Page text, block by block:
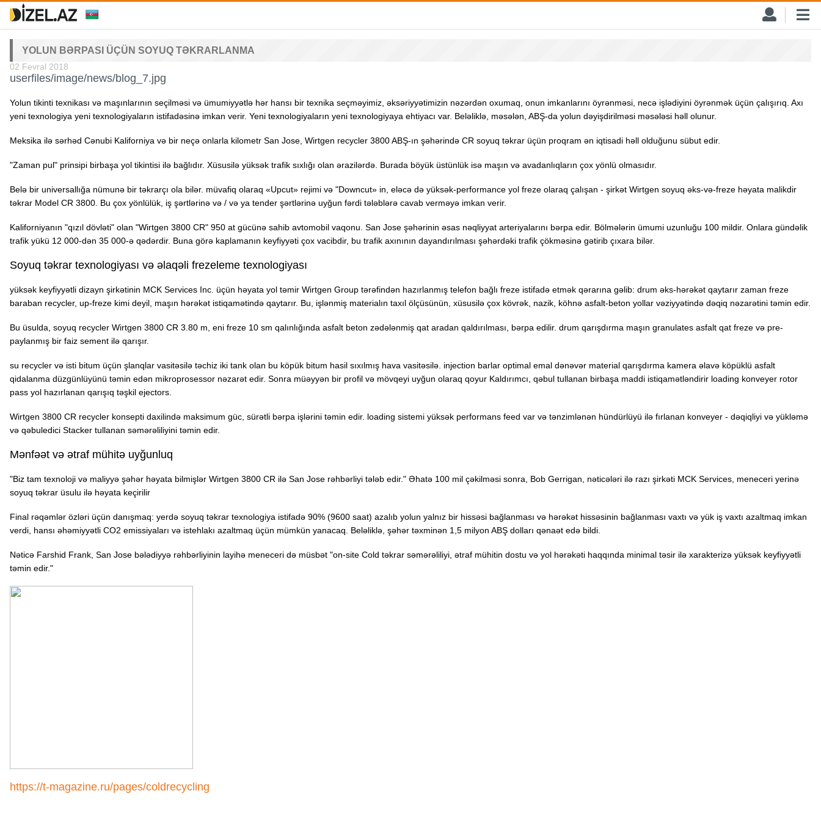
YOLUN BƏRPASI ÜÇÜN SOYUQ TƏKRARLANMA
02 Fevral 2018
userfiles/image/news/blog_7.jpg
Yolun tikinti texnikası və maşınlarının seçilməsi və ümumiyyətlə hər hansı bir texnika seçməyimiz, əksəriyyətimizin nəzərdən oxumaq, onun imkanlarını öyrənməsi, necə işlədiyini öyrənmək üçün çalışırıq. Axı
yeni texnologiya yeni texnologiyaların istifadəsinə imkan verir. Yeni texnologiyaların yeni texnologiyaya ehtiyacı var. Beləliklə, məsələn, ABŞ-da yolun dəyişdirilməsi məsələsi həll olunur.
Meksika ilə sərhəd Cənubi Kaliforniya və bir neçə onlarla kilometr San Jose, Wirtgen recycler 3800 ABŞ-ın şəhərində CR soyuq təkrar üçün proqram ən iqtisadi həll olduğunu sübut edir.
"Zaman pul" prinsipi birbaşa yol tikintisi ilə bağlıdır. Xüsusilə yüksək trafik sıxlığı olan ərazilərdə. Burada böyük üstünlük isə maşın və avadanlıqların çox yönlü olmasıdır.
Belə bir universallığa nümunə bir təkrarçı ola bilər. müvafiq olaraq «Upcut» rejimi və "Downcut» in, eləcə də yüksək-performance yol freze olaraq çalışan - şirkət Wirtgen soyuq əks-və-freze həyata malikdir
təkrar Model CR 3800. Bu çox yönlülük, iş şərtlərinə və / və ya tender şərtlərinə uyğun fərdi tələblərə cavab verməyə imkan verir.
Kaliforniyanın "qızıl dövləti" olan "Wirtgen 3800 CR" 950 at gücünə sahib avtomobil vaqonu. San Jose şəhərinin əsas nəqliyyat arteriyalarını bərpa edir. Bölmələrin ümumi uzunluğu 100 mildir. Onlara gündəlik
trafik yükü 12 000-dən 35 000-ə qədərdir. Buna görə kaplamanın keyfiyyəti çox vacibdir, bu trafik axınının dayandırılması şəhərdəki trafik çökməsinə gətirib çıxara bilər.
Soyuq təkrar texnologiyası və əlaqəli frezeleme texnologiyası
yüksək keyfiyyətli dizayn şirkətinin MCK Services Inc. üçün həyata yol təmir Wirtgen Group tərəfindən hazırlanmış telefon bağlı freze istifadə etmək qərarına gəlib: drum əks-hərəkət qaytarır zaman freze
baraban recycler, up-freze kimi deyil, maşın hərəkət istiqamətində qaytarır. Bu, işlənmiş materialın taxıl ölçüsünün, xüsusilə çox kövrək, nazik, köhnə asfalt-beton yollar vəziyyətində dəqiq nəzarətini təmin edir.
Bu üsulda, soyuq recycler Wirtgen 3800 CR 3.80 m, eni freze 10 sm qalınlığında asfalt beton zədələnmiş qat aradan qaldırılması, bərpa edilir. drum qarışdırma maşın granulates asfalt qat freze və pre-
paylanmış bir faiz sement ilə qarışır.
su recycler və isti bitum üçün şlanqlar vasitəsilə təchiz iki tank olan bu köpük bitum hasil sıxılmış hava vasitəsilə. injection barlar optimal emal dənəvər material qarışdırma kamera əlavə köpüklü asfalt
qidalanma düzgünlüyünü təmin edən mikroprosessor nəzarət edir. Sonra müəyyən bir profil və mövqeyi uyğun olaraq qoyur Kaldırımcı, qəbul tullanan birbaşa maddi istiqamətləndirir loading konveyer rotor
pass yol hazırlanan qarışıq təşkil ejectors.
Wirtgen 3800 CR recycler konsepti daxilində maksimum güc, sürətli bərpa işlərini təmin edir. loading sistemi yüksək performans feed var və tənzimlənən hündürlüyü ilə fırlanan konveyer - dəqiqliyi və yükləmə
və qəbuledici Stacker tullanan səmərəliliyini təmin edir.
Mənfəət və ətraf mühitə uyğunluq
"Biz tam texnoloji və maliyyə şəhər həyata bilmişlər Wirtgen 3800 CR ilə San Jose rəhbərliyi tələb edir." Əhatə 100 mil çəkilməsi sonra, Bob Gerrigan, nəticələri ilə razı şirkəti MCK Services, meneceri yerinə
soyuq təkrar üsulu ilə həyata keçirilir
Final rəqəmlər özləri üçün danışmaq: yerdə soyuq təkrar texnologiya istifadə 90% (9600 saat) azalıb yolun yalnız bir hissəsi bağlanması və hərəkət hissəsinin bağlanması vaxtı və yük iş vaxtı azaltmaq imkan
verdi, hansı əhəmiyyətli CO2 emissiyaları və istehlakı azaltmaq üçün mümkün yanacaq. Beləliklə, şəhər təxminən 1,5 milyon ABŞ dolları qənaət edə bildi.
Nəticə Farshid Frank, San Jose bələdiyyə rəhbərliyinin layihə meneceri də müsbət "on-site Cold təkrar səmərəliliyi, ətraf mühitin dostu və yol hərəkəti haqqında minimal təsir ilə xarakterizə yüksək keyfiyyətli
təmin edir."
https://t-magazine.ru/pages/coldrecycling